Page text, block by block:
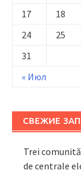
« Июл
17
18
24
25
31
СВЕЖИЕ
Trei
de centrale